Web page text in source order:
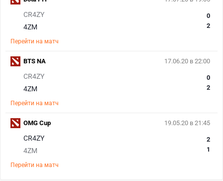
CR4ZY
4ZM
0
2
Перейти на матч
17.06.20 в 22:00
CR4ZY
4ZM
0
2
Перейти на матч
BTS NA
19.05.20 в 21:45
CR4ZY
4ZM
2
1
Перейти на матч
OMG Cup